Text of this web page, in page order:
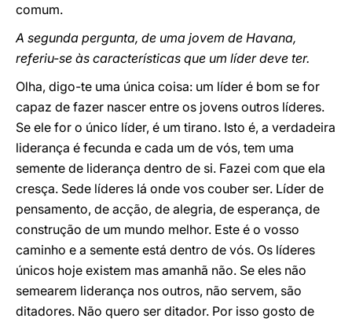
comum.
A segunda pergunta, de uma jovem de Havana,
referiu-se às características que um líder deve ter.
Olha, digo-te uma única coisa: um líder é bom se for
capaz de fazer nascer entre os jovens outros líderes.
Se ele for o único líder, é um tirano. Isto é, a verdadeira
liderança é fecunda e cada um de vós, tem uma
semente de liderança dentro de si. Fazei com que ela
cresça. Sede líderes lá onde vos couber ser. Líder de
pensamento, de acção, de alegria, de esperança, de
construção de um mundo melhor. Este é o vosso
caminho e a semente está dentro de vós. Os líderes
únicos hoje existem mas amanhã não. Se eles não
semearem liderança nos outros, não servem, são
ditadores. Não quero ser ditador. Por isso gosto de